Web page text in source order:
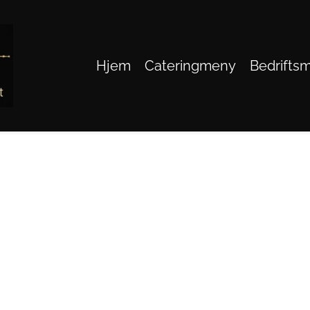
Hjem Cateringmeny